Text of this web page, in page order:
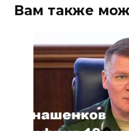
Вам также